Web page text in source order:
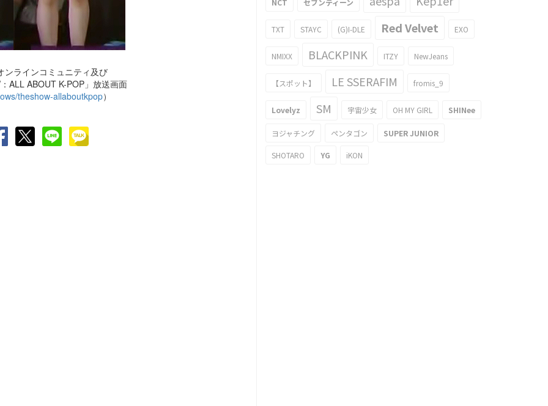
ラインコミュニティ及び
ALL ABOUT K-POP」放送画面
theshow-allaboutkpop）
NCT セブンティーン
TXT STAYC (G)I-DLE Red Velvet EXO
NMIXX BLACKPINK ITZY NewJeans
【スポット】 LE SSERAFIM fromis_9
Lovelyz SM 宇宙少女 OH MY GIRL SHINee
ヨジャチング ペンタゴン SUPER JUNIOR
SHOTARO YG iKON